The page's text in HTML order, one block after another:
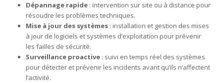
Dépannage rapide : intervention sur site ou à distance pour
résoudre les problèmes techniques.
Mise à jour des systèmes : installation et gestion des mises
à jour de logiciels et systèmes d’exploitation pour prévenir
les failles de sécurité.
Surveillance proactive : suivi en temps réel des systèmes
pour détecter et prévenir les incidents avant qu’ils n’affectent
l’activité.